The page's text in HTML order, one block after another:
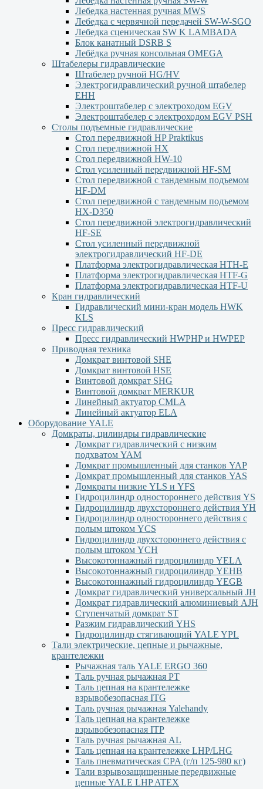
Лебедка настенная ручная MWS
Лебедка с червячной передачей SW-W-SGO
Лебедка сценическая SW K LAMBADA
Блок канатный DSRB S
Лебёдка ручная консольная OMEGA
Штабелеры гидравлические
Штабелер ручной HG/HV
Электрогидравлический ручной штабелер
ЕНН
Электроштабелер с электроходом EGV
Электроштабелер с электроходом EGV PSH
Столы подъемные гидравлические
Стол передвижной HP Praktikus
Стол передвижной HX
Стол передвижной HW-10
Стол усиленный передвижной HF-SM
Стол передвижной с тандемным подъемом
HF-DM
Стол передвижной с тандемным подъемом
HX-D350
Стол передвижной электрогидравлический
HF-SE
Стол усиленный передвижной
электрогидравлический HF-DE
Платформа электрогидравлическая HTH-E
Платформа электрогидравлическая HTF-G
Платформа электрогидравлическая HTF-U
Кран гидравлический
Гидравлический мини-кран модель HWK
KLS
Пресс гидравлический
Пресс гидравлический HWPHP и HWPEP
Приводная техника
Домкрат винтовой SHE
Домкрат винтовой HSE
Винтовой домкрат SHG
Винтовой домкрат MERKUR
Линейный актуатор CMLA
Линейный актуатор ЕLA
Оборудование YALE
Домкраты, цилиндры гидравлические
Домкрат гидравлический с низким
подхватом YAM
Домкрат промышленный для станков YAP
Домкрат промышленный для станков YAS
Домкраты низкие YLS и YFS
Гидроцилиндр одностороннего действия YS
Гидроцилиндр двухстороннего действия YН
Гидроцилиндр одностороннего действия с
полым штоком YСS
Гидроцилиндр двухстороннего действия с
полым штоком YСН
Высокотоннажный гидроцилиндр YELA
Высокотоннажный гидроцилиндр YEHВ
Высокотоннажный гидроцилиндр YEGВ
Домкрат гидравлический универсальный JH
Домкрат гидравлический алюминиевый АJH
Ступенчатый домкрат ST
Разжим гидравлический YHS
Гидроцилиндр стягивающий YALE YPL
Тали электрические, цепные и рычажные,
крантележки
Рычажная таль YALE ERGO 360
Таль ручная рычажная PT
Таль цепная на крантележке
взрывобезопасная ITG
Таль ручная рычажная Yalehandy
Таль цепная на крантележке
взрывобезопасная ITP
Таль ручная рычажная AL
Таль цепная на крантележке LHP/LHG
Таль пневматическая CPA (г/п 125-980 кг)
Тали взрывозащищенные передвижные
цепные YALE LHP ATEX